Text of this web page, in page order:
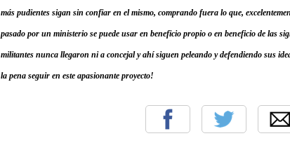
más pudientes sigan sin confiar en el mismo, comprando fuera lo que,
pasado por un ministerio se puede usar en beneficio propio o en beneficio de las
militantes nunca llegaron ni a concejal y ahí siguen peleando y defendiendo sus
la pena seguir en este apasionante proyecto!